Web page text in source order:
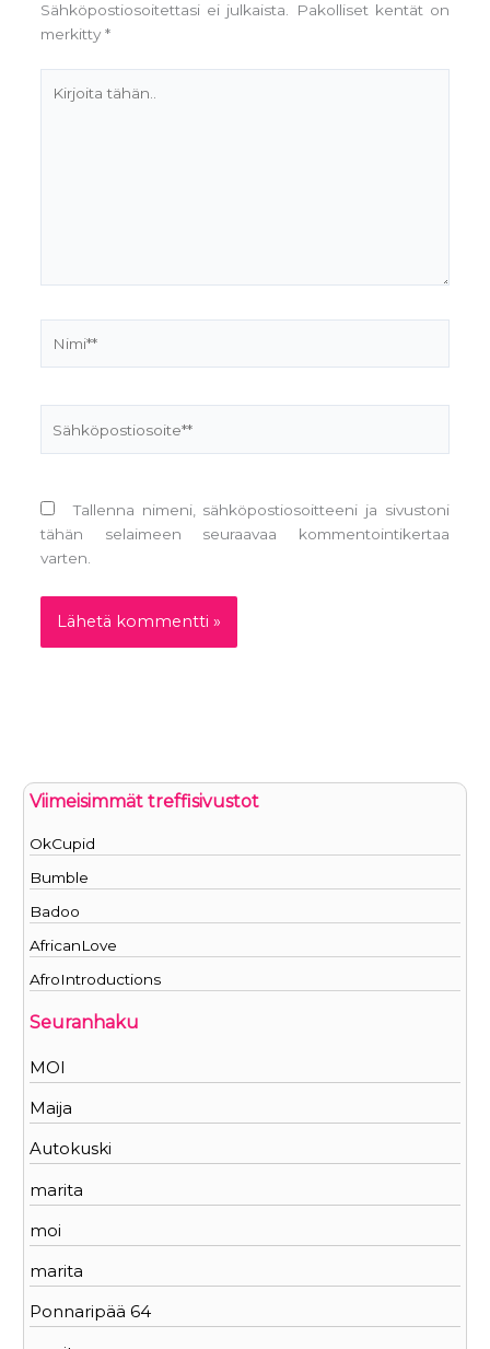
Sähköpostiosoitettasi ei julkaista.
Pakolliset kentät on
merkitty *
tähän..
Tallenna nimeni, sähköpostiosoitteeni ja sivustoni
tähän selaimeen seuraavaa kommentointikertaa
varten.
Viimeisimmät treffisivustot
OkCupid
Bumble
Badoo
AfricanLove
AfroIntroductions
Seuranhaku
MOI
Maija
Autokuski
marita
moi
marita
Ponnaripää 64